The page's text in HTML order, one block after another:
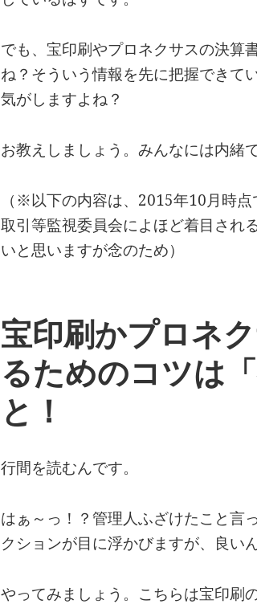
でも、宝印刷やプロネクサスの決算
ね？そういう情報を先に把握できて
気がしますよね？
お教えしましょう。みんなには内緒
（※以下の内容は、2015年10月時
取引等監視委員会によほど着目され
いと思いますが念のため）
宝印刷かプロネ
るためのコツは
と！
行間を読むんです。
はぁ～っ！？管理人ふざけたこと言
クションが目に浮かびますが、良い
やってみましょう。こちらは宝印刷